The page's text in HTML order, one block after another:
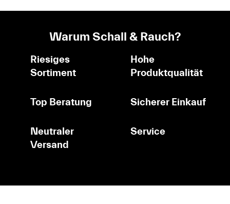
Warum Schall & Rauch?
Riesiges
Sortiment
Hohe
Produktqualität
Top Beratung Sicherer Einkauf
Neutraler
Versand
Service